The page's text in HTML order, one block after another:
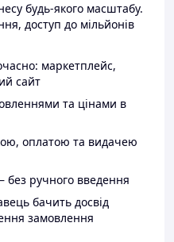
будь-якого масштабу.
доступ до мільйонів
маркетплейс,
сайт
та цінами в
оплатою та видачею
без ручного введення
бачить досвід
замовлення